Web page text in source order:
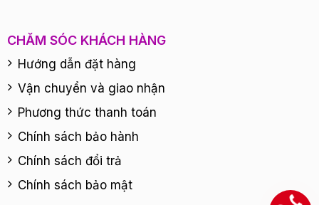
CHĂM SÓC KHÁCH HÀNG
Hướng dẫn đặt hàng
Vận chuyển và giao nhận
Phương thức thanh toán
Chính sách bảo hành
Chính sách đổi trả
Chính sách bảo mật